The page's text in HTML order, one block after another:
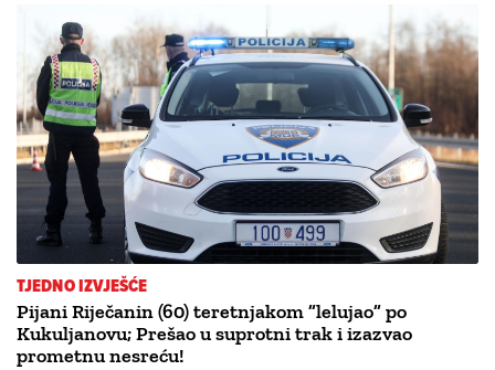
TJEDNO IZVJEŠĆE
Pijani Riječanin (60) teretnjakom ”lelujao” po
Kukuljanovu; Prešao u suprotni trak i izazvao
prometnu nesreću!